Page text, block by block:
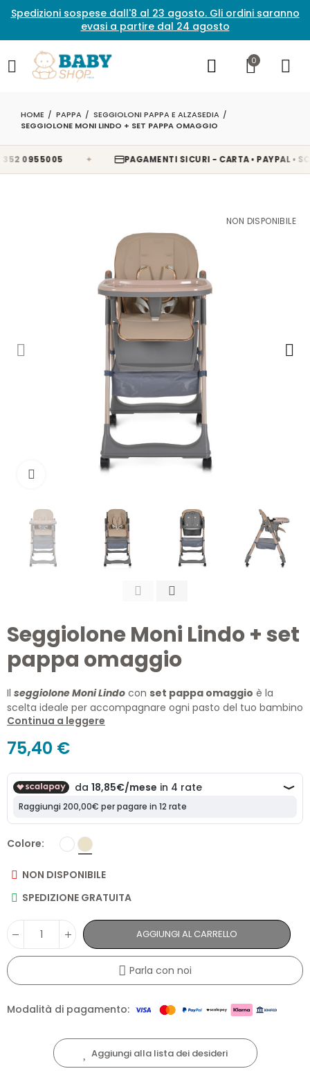
Spedizioni sospese dall'8 al 23 agosto. Gli ordini saranno
evasi a partire dal 24 agosto
0
HOME PAPPA
SEGGIOLONI PAPPA E ALZASEDIA
SEGGIOLONE MONI LINDO + SET PAPPA OMAGGIO
0955005 PAGAMENTI SICURI - CARTA • PAYPAL •
NON DISPONIBILE
Clicca per ingrandire
Seggiolone Moni Lindo + set
pappa omaggio
Il seggiolone Moni Lindo con set pappa omaggio è la
scelta ideale per accompagnare ogni pasto del tuo bambino
in totale comfort e sicurezza. Dotato di vassoio doppio,
cucchiaio, forchetta e bavaglino in silicone
Continua a leggere
75,40 €
Colore
NON DISPONIBILE
SPEDIZIONE GRATUITA
AGGIUNGI AL CARRELLO
Parla con noi
Modalità di pagamento:
Aggiungi alla lista dei desideri